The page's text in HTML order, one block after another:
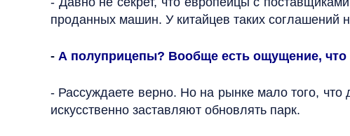
проданных машин. У китайцев таких
- А полуприцепы? Вообще есть ощущение,
- Рассуждаете верно. Но на рынке мало того, что
искусственно заставляют обновлять парк.